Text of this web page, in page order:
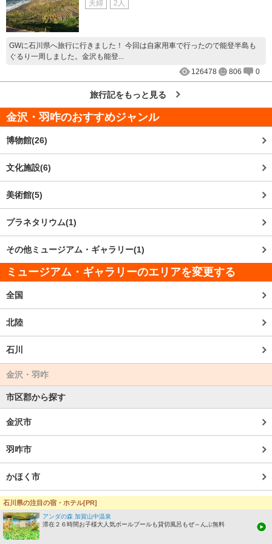
夫婦 2人
GWに石川県へ旅行に行きました！ 今回は自家用車で行ったので能登半島も
ぐるり一周しました。金沢も能登...
126478
806 0
旅行記をもっと見る
金沢・羽咋のおすすめジャンル
博物館(26)
文化施設(6)
美術館(5)
プラネタリウム(1)
その他ミュージアム・ギャラリー(1)
ミュージアム・ギャラリーのエリアを変更する
全国
北陸
石川
金沢・羽咋
市区郡から探す
金沢市
羽咋市
かほく市
野々市市
津幡町（河北郡）
石川県の注目の宿・ホテル[PR]
アンダの森 加賀山中温泉
滞在２６時間お子様大人気ボールプールも貸切風呂もぜ～んぶ無料